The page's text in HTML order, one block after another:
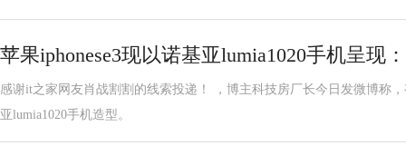
苹果iphonese3现以诺基亚lumia1020手机呈现
感谢it之家网友肖战割割的线索投递！ ，博主科技房厂长今日发微博称，
亚lumia1020手机造型。